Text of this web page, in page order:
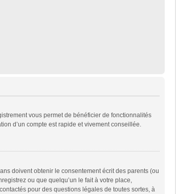
vous permet de bénéficier de fonctionnalités
d’un compte est rapide et vivement conseillée.
doivent obtenir le consentement écrit des parents (ou
ou que quelqu’un le fait à votre place,
pour des questions légales de toutes sortes, à